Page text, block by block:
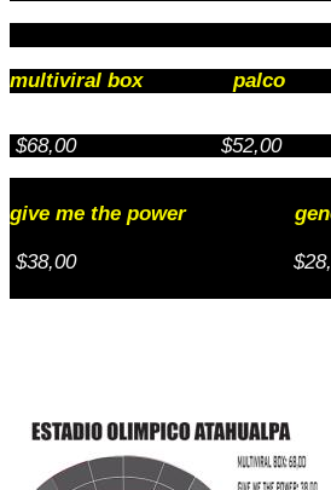
multiviral box palco
$68,00 $52,00
give me the power
$38,00